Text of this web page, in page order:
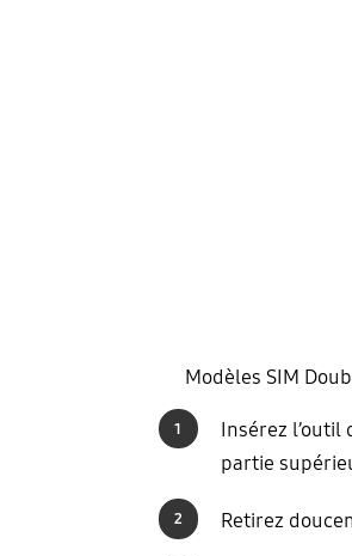
Modèles SIM
1
Insérez
partie
2 Retirez